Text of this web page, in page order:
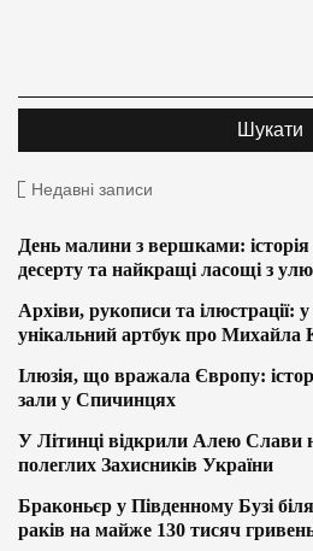
Недавні записи
День малини з вершками: історія
десерту та найкращі ласощі з
Архіви, рукописи та ілюстрації:
унікальний артбук про Михайла
Ілюзія, що вражала Європу:
зали у Спичинцях
У Літинці відкрили Алею Слави
полеглих Захисників України
Браконьєр у Південному Бузі
раків на майже 130 тисяч